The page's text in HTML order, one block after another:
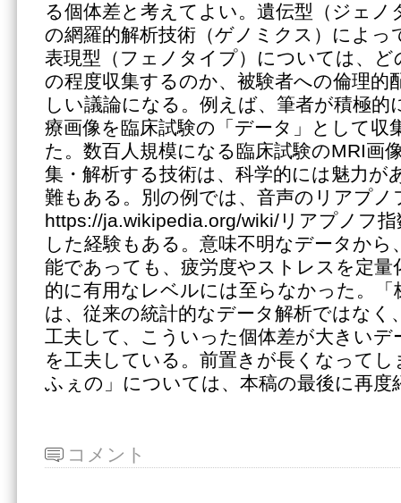
る個体差と考えてよい。遺伝型（ジェノ
の網羅的解析技術（ゲノミクス）によっ
表現型（フェノタイプ）については、
の程度収集するのか、被験者への倫理的
しい議論になる。例えば、筆者が積極的
療画像を臨床試験の「データ」として収
た。数百人規模になる臨床試験のMRI画
集・解析する技術は、科学的には魅力が
難もある。別の例では、音声のリアプノ
https://ja.wikipedia.org/wiki/リアプノフ
した経験もある。意味不明なデータから
能であっても、疲労度やストレスを定量
的に有用なレベルには至らなかった。「
は、従来の統計的なデータ解析ではなく
工夫して、こういった個体差が大きいデ
を工夫している。前置きが長くなってし
ふぇの」については、本稿の最後に再度
コメント